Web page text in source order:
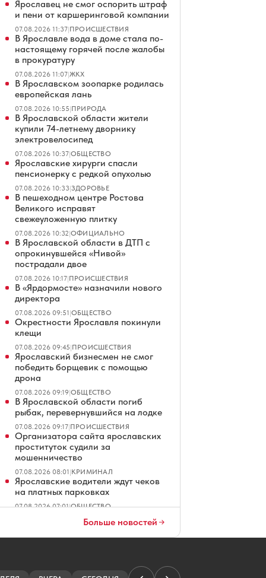
Ярославец не смог оспорить штраф
и пени от каршеринговой компании
07.08.2026 11:37|ПРОИСШЕСТВИЯ
В Ярославле вода в доме стала по-
настоящему горячей после жалобы
в прокуратуру
07.08.2026 11:07|ЖКХ
В Ярославском зоопарке родилась
европейская лань
07.08.2026 10:55|ПРИРОДА
В Ярославской области жители
купили 74-летнему дворнику
электровелосипед
07.08.2026 10:37|ОБЩЕСТВО
Ярославские хирурги спасли
пенсионерку с редкой опухолью
07.08.2026 10:33|ЗДОРОВЬЕ
В пешеходном центре Ростова
Великого исправят
свежеуложенную плитку
07.08.2026 10:32|ОФИЦИАЛЬНО
В Ярославской области в ДТП с
опрокинувшейся «Нивой»
пострадали двое
07.08.2026 10:17|ПРОИСШЕСТВИЯ
В «Ярдормосте» назначили нового
директора
07.08.2026 09:51|ОБЩЕСТВО
Окрестности Ярославля покинули
клещи
07.08.2026 09:45|ПРОИСШЕСТВИЯ
Ярославский бизнесмен не смог
победить борщевик с помощью
дрона
07.08.2026 09:19|ОБЩЕСТВО
В Ярославской области погиб
рыбак, перевернувшийся на лодке
07.08.2026 09:17|ПРОИСШЕСТВИЯ
Организатора сайта ярославских
проституток судили за
мошенничество
07.08.2026 08:01|КРИМИНАЛ
Ярославские водители ждут чеков
на платных парковках
07.08.2026 07:01|ОБЩЕСТВО
четырехзвездочный отель
Больше новостей